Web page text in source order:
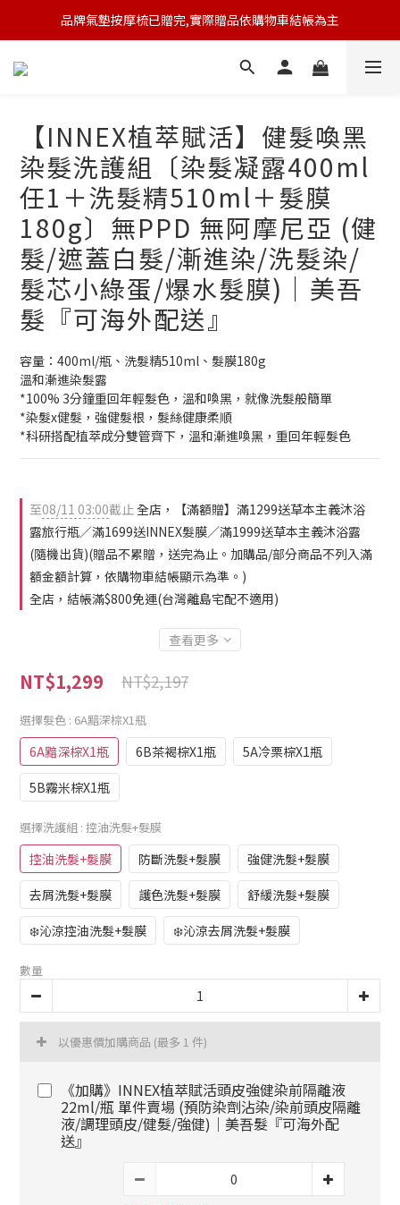
🆕 新會員註冊開卡送9折券 💰
品牌氣墊按摩梳已贈完,實際贈品依購物車結帳為主
🆕 新會員註冊開卡送9折券 💰
【INNEX植萃賦活】健髮喚黑
染髮洗護組〔染髮凝露400ml
任1＋洗髮精510ml＋髮膜
180g〕無PPD 無阿摩尼亞 (健
髮/遮蓋白髮/漸進染/洗髮染/
髮芯小綠蛋/爆水髮膜)｜美吾
髮『可海外配送』
容量：400ml/瓶、洗髮精510ml、髮膜180g
溫和漸進染髮露
*100% 3分鐘重回年輕髮色，溫和喚黑，就像洗髮般簡單
*染髮x健髮，強健髮根，髮絲健康柔順
*科研搭配植萃成分雙管齊下，溫和漸進喚黑，重回年輕髮色
至08/11 03:00截止全店，【滿額贈】滿1299送草本主義沐浴
露旅行瓶／滿1699送INNEX髮膜／滿1999送草本主義沐浴露
(隨機出貨)(贈品不累贈，送完為止。加購品/部分商品不列入滿
額金額計算，依購物車結帳顯示為準。)
全店，結帳滿$800免運(台灣離島宅配不適用)
查看更多
NT$1,299 NT$2,197
選擇髮色 : 6A黯深棕X1瓶
6A黯深棕X1瓶 6B茶褐棕X1瓶
5A冷栗棕X1瓶
5B霧米棕X1瓶
選擇洗護組 : 控油洗髮+髮膜
控油洗髮+髮膜 防斷洗髮+髮膜
強健洗髮+髮膜
去屑洗髮+髮膜
護色洗髮+髮膜
舒緩洗髮+髮膜
❄️沁涼控油洗髮+髮膜
❄️沁涼去屑洗髮+髮膜
數量
以優惠價加購商品 (最多 1 件)
《加購》INNEX植萃賦活頭皮強健染前隔離液
22ml/瓶 單件賣場 (預防染劑沾染/染前頭皮隔離
液/調理頭皮/健髮/強健)｜美吾髮『可海外配
送』